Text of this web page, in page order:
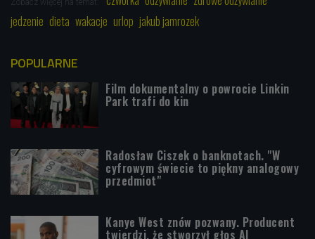
Zobacz więcej na temat:
jedzenie dieta wakacje urlop jakub jamrozek
POPULARNE
Film dokumentalny o powrocie Linkin
Park trafi do kin
Radosław Ciszek o banknotach. "W
cyfrowym świecie to piękny analogowy
przedmiot"
Kanye West znów pozwany. Producent
twierdzi, że stworzył głos AI